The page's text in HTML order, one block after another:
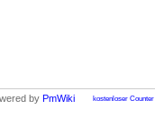
kostenloser Counter
by PmWiki